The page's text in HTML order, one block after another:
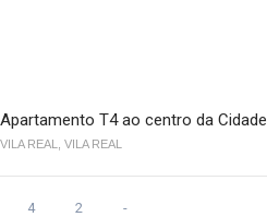
Apartamento T4 ao centro da Cidade
VILA REAL, VILA REAL
4 2 -